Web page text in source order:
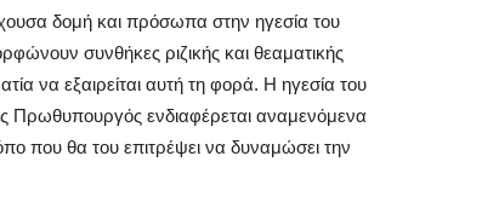
δομή και πρόσωπα στην ηγεσία του
συνθήκες ριζικής και θεαματικής
να εξαιρείται αυτή τη φορά. Η ηγεσία του
Πρωθυπουργός ενδιαφέρεται αναμενόμενα
που θα του επιτρέψει να δυναμώσει την